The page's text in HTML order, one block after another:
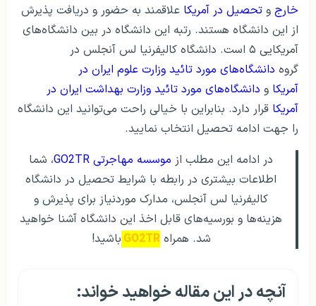
خارج و تحصیل در آمریکا علاقمند به حضور و دریافت پذیرش
از این دانشگاه هستند. رتبه این دانشگاه در بین دانشگاه‌های
آمریکایی ۵ است. دانشگاه کالیفرنیا لس آنجلس در
گروه دانشگاه‌های مورد تائید وزارت علوم ایران در
آمریکا و دانشگاه‌های مورد تائید وزارت بهداشت ایران در
آمریکا قرار دارد. بنابراین با خیالی راحت می‌توانید این دانشگاه
را جهت ادامه تحصیل انتخاب نمایید.
در ادامه این مطلب از موسسه مهاجرتی GO2TR
، شما
اطلاعات بیشتری در رابطه با شرایط تحصیل در دانشگاه
کالیفرنیا لس آنجلس، مدارک موردنیاز برای پذیرش و
هزینه‌ها و بورسیه‌های قابل اخذ این دانشگاه آشنا خواهید
شد. همراه GO2TR باشید!
آنچه در این مقاله خواهید خواند: